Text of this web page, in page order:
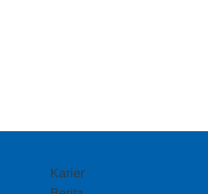
Karier